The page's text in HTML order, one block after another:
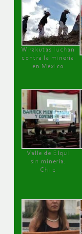
Wirakutas luchan
contra la minería
en México
Valle de Elqui
sin minería.
Chile